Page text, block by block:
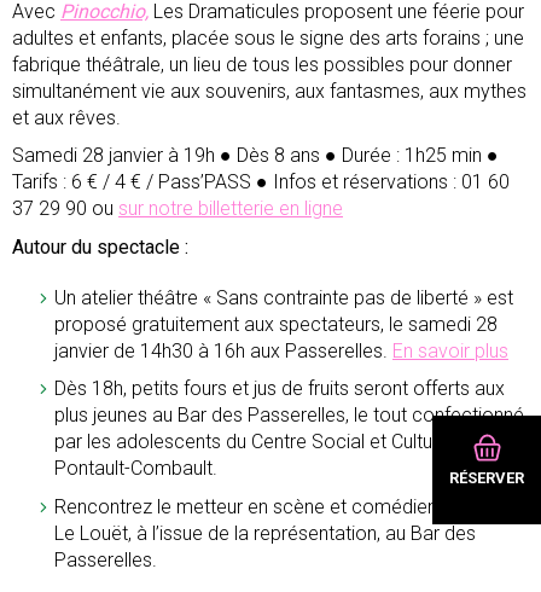
RÉSERVER
Avec Pinocchio, Les Dramaticules proposent une féerie pour
adultes et enfants, placée sous le signe des arts forains ; une
fabrique théâtrale, un lieu de tous les possibles pour donner
simultanément vie aux souvenirs, aux fantasmes, aux mythes
et aux rêves.
Samedi 28 janvier à 19h ● Dès 8 ans ● Durée : 1h25 min ●
Tarifs : 6 € / 4 € / Pass’PASS ● Infos et réservations : 01 60
37 29 90 ou sur notre billetterie en ligne
Autour du spectacle :
Un atelier théâtre « Sans contrainte pas de liberté » est
proposé gratuitement aux spectateurs, le samedi 28
janvier de 14h30 à 16h aux Passerelles. En savoir plus
Dès 18h, petits fours et jus de fruits seront offerts aux
plus jeunes au Bar des Passerelles, le tout confectionné
par les adolescents du Centre Social et Culturel de
Pontault-Combault.
Rencontrez le metteur en scène et comédien Jérémie
Le Louët, à l’issue de la représentation, au Bar des
Passerelles.